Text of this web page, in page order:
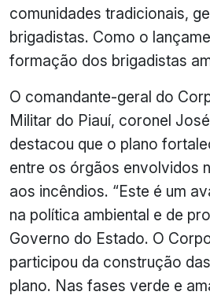
comunidades tradicionais,
brigadistas. Como o
formação dos brigadistas
O comandante-geral do
Militar do Piauí, coronel
destacou que o plano
entre os órgãos envolvidos
aos incêndios. “Este é um
na política ambiental e de
Governo do Estado. O
participou da construção
plano. Nas fases verde e